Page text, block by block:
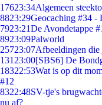
17623:34Algemeen
8823:29Geocaching #34 -
7923:21De Avondetappe
8923:09Palworld
25723:07Afbeeldingen die
131 23:00[SBS6] De
18322:53Wat is op dit
#12
8322:48SV-tje's
nu af?